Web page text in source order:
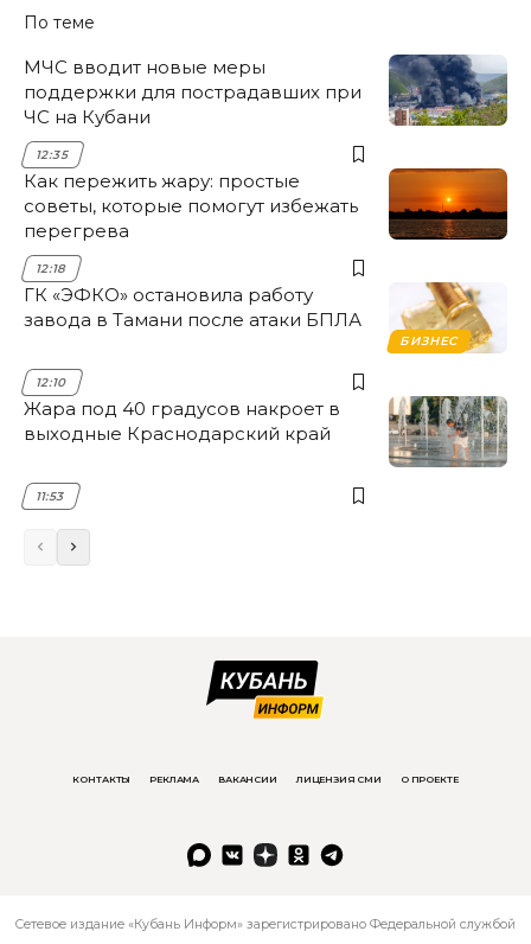
По теме
МЧС вводит новые меры
поддержки для пострадавших при
ЧС на Кубани
12:35
Как пережить жару: простые
советы, которые помогут избежать
перегрева
12:18
БИЗНЕС
ГК «ЭФКО» остановила работу
завода в Тамани после атаки БПЛА
12:10
Жара под 40 градусов накроет в
выходные Краснодарский край
11:53
КОНТАКТЫ РЕКЛАМА ВАКАНСИИ ЛИЦЕНЗИЯ СМИ О ПРОЕКТЕ
Сетевое издание «Кубань Информ» зарегистрировано Федеральной службой